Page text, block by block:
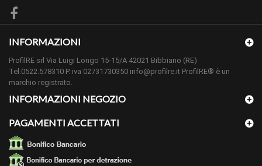
INFORMAZIONI
ProfilRE srl Via Luigi Longo 15-15/A 42021 Bibbiano (RE)
Tel.0522.578310 P. iva 02731730350 info@profilre.it ProfilRE® è un
marchio registrato.
INFORMAZIONI NEGOZIO
PAGAMENTI ACCETTATI